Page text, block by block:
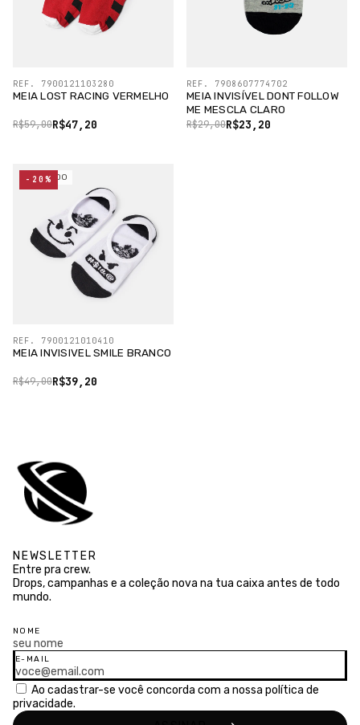
MEIA LOST RACING VERMELHO
R$47,20
R$59,00
REF. 7900121103280
MEIA INVISÍVEL DONT FOLLOW
ME MESCLA CLARO
R$23,20
R$29,00
REF. 7908607774702
ESGOTADO
MEIA INVISIVEL SMILE BRANCO
R$39,20
R$49,00
REF. 7900121010410
-20%
NEWSLETTER
Entre pra crew.
Drops, campanhas e a coleção nova na tua caixa antes de todo
mundo.
NOME
E-MAIL
Ao cadastrar-se você concorda com a nossa política de
privacidade.